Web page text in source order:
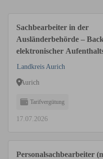
Sachbearbeiter in der
Ausländerbehörde –
elektronischer
(m/w/d)
Landkreis Aurich
Aurich
Tarifvergütung
17.07.2026
Personalsachbearbeiter